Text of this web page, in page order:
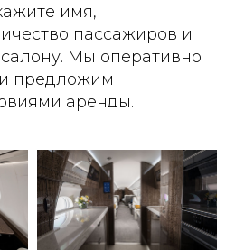
имя,
пассажиров и
Мы оперативно
предложим
аренды.